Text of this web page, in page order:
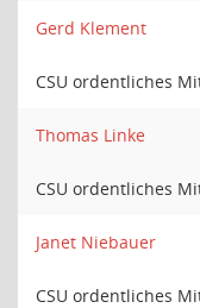
Gerd Klement
CSU ordentliches
Thomas Linke
CSU ordentliches
Janet Niebauer
CSU ordentliches